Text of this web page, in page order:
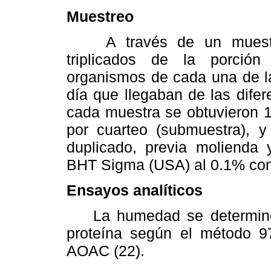
Muestreo
A través de un
triplicados de la porción
organismos de cada una de
día que llegaban de las
cada muestra se obtuvieron
por cuarteo (submuestra),
duplicado, previa molienda
BHT Sigma (USA) al 0.1%
Ensayos analíticos
La humedad se
proteína según el método
AOAC (22).